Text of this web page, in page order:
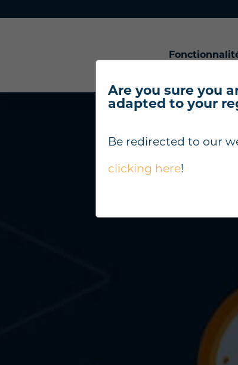
Are you sure you
adapted to your
Be redirected to our
clicking here!